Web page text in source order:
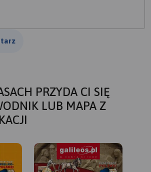
PRZYDA CI SIĘ
LUB MAPA Z